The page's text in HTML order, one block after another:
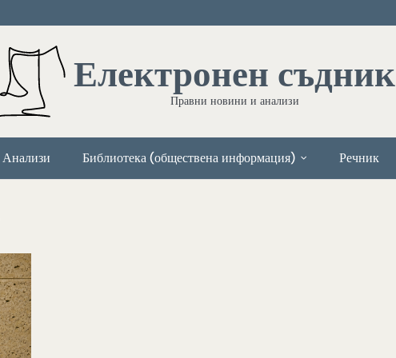
Електронен съдник
Правни новини и анализи
Анализи Библиотека (обществена информация) Речник